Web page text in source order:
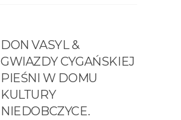
DON VASYL &
GWIAZDY CYGAŃSKIEJ
PIEŚNI W DOMU
KULTURY
NIEDOBCZYCE.